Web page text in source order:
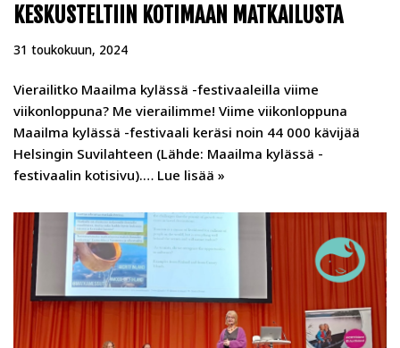
KESKUSTELTIIN KOTIMAAN MATKAILUSTA
31 toukokuun, 2024
Vierailitko Maailma kylässä -festivaaleilla viime
viikonloppuna? Me vierailimme! Viime viikonloppuna
Maailma kylässä -festivaali keräsi noin 44 000 kävijää
Helsingin Suvilahteen (Lähde: Maailma kylässä -
festivaalin kotisivu).… Lue lisää »